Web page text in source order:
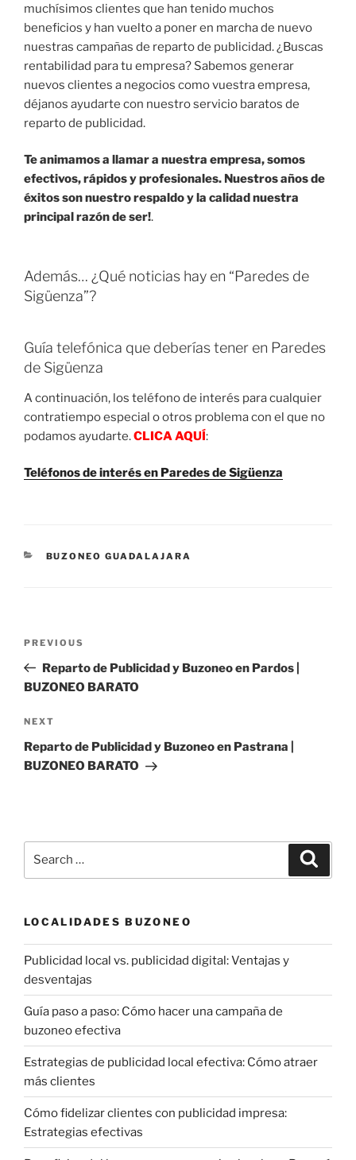
muchísimos clientes que han tenido muchos
beneficios y han vuelto a poner en marcha de nuevo
nuestras campañas de reparto de publicidad. ¿Buscas
rentabilidad para tu empresa? Sabemos generar
nuevos clientes a negocios como vuestra empresa,
déjanos ayudarte con nuestro servicio baratos de
reparto de publicidad.
Te animamos a llamar a nuestra empresa, somos
efectivos, rápidos y profesionales. Nuestros años de
éxitos son nuestro respaldo y la calidad nuestra
principal razón de ser!.
Además… ¿Qué noticias hay en “Paredes de
Sigüenza”?
Guía telefónica que deberías tener en Paredes
de Sigüenza
A continuación, los teléfono de interés para cualquier
contratiempo especial o otros problema con el que no
podamos ayudarte.CLICA AQUÍ:
Teléfonos de interés en Paredes de Sigüenza
CATEGORIES
BUZONEO GUADALAJARA
Previous
Post
PREVIOUS
Reparto de Publicidad y Buzoneo en Pardos |
BUZONEO BARATO
Next
Post
NEXT
Reparto de Publicidad y Buzoneo en Pastrana |
BUZONEO BARATO
LOCALIDADES BUZONEO
Publicidad local vs. publicidad digital: Ventajas y
desventajas
Guía paso a paso: Cómo hacer una campaña de
buzoneo efectiva
Estrategias de publicidad local efectiva: Cómo atraer
más clientes
Cómo fidelizar clientes con publicidad impresa:
Estrategias efectivas